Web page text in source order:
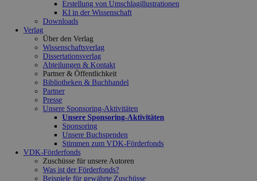
Erstellung von Umschlagillustrationen
KI in der Wissenschaft
Downloads
Verlag
Über den Verlag
Wissenschaftsverlag
Dissertationsverlag
Abteilungen & Kontakt
Partner & Öffentlichkeit
Bibliotheken & Buchhandel
Partner
Presse
Unsere Sponsoring-Aktivitäten
Unsere Sponsoring-Aktivitäten
Sponsoring
Unsere Buchspenden
Stimmen zum VDK-Förderfonds
VDK-Förderfonds
Zuschüsse für unsere Autoren
Was ist der Förderfonds?
Beispiele für gewährte Zuschüsse